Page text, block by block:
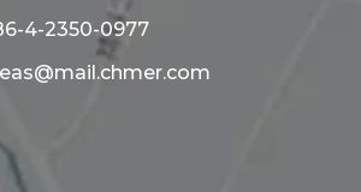
4-2350-0977